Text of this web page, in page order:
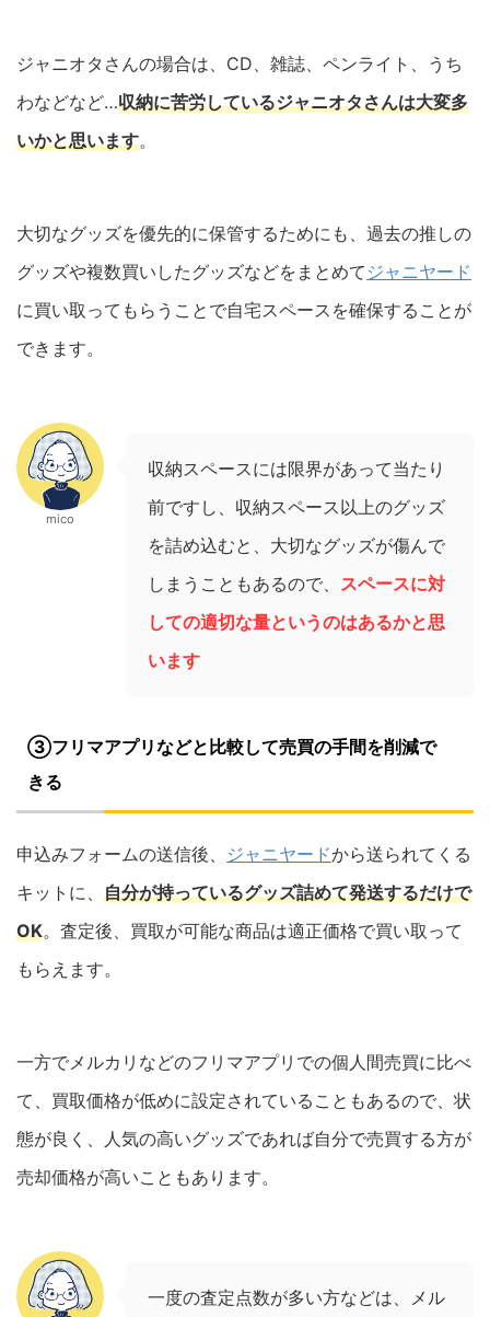
ジャニオタさんの場合は、CD、雑誌、ペンライト、うち
わなどなど…収納に苦労しているジャニオタさんは大変多
いかと思います。
大切なグッズを優先的に保管するためにも、過去の推しの
グッズや複数買いしたグッズなどをまとめて ジャニヤード
に買い取ってもらうことで自宅スペースを確保することが
できます。
mico
収納スペースには限界があって当たり
前ですし、収納スペース以上のグッズ
を詰め込むと、大切なグッズが傷んで
しまうこともあるので、 スペースに対
しての適切な量というのはあるかと思
います
③フリマアプリなどと比較して売買の手間を削減で
きる
申込みフォームの送信後、 ジャニヤードから送られてくる
キットに、 自分が持っているグッズ詰めて発送するだけで
OK。査定後、買取が可能な商品は適正価格で買い取って
もらえます。
一方でメルカリなどのフリマアプリでの個人間売買に比べ
て、買取価格が低めに設定されていることもあるので、状
態が良く、人気の高いグッズであれば自分で売買する方が
売却価格が高いこともあります。
一度の査定点数が多い方などは、メル